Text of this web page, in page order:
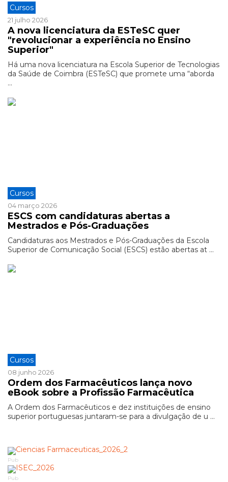
Cursos
21 julho 2026
A nova licenciatura da ESTeSC quer
"revolucionar a experiência no Ensino
Superior"
Há uma nova licenciatura na Escola Superior de Tecnologias
da Saúde de Coimbra (ESTeSC) que promete uma “aborda
...
Cursos
04 março 2026
ESCS com candidaturas abertas a
Mestrados e Pós-Graduações
Candidaturas aos Mestrados e Pós-Graduações da Escola
Superior de Comunicação Social (ESCS) estão abertas at ...
Cursos
08 junho 2026
Ordem dos Farmacêuticos lança novo
eBook sobre a Profissão Farmacêutica
A Ordem dos Farmacêuticos e dez instituições de ensino
superior portuguesas juntaram-se para a divulgação de u ...
Pub
Pub